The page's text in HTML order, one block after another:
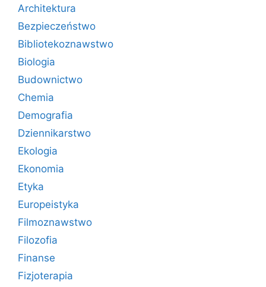
Architektura
Bezpieczeństwo
Bibliotekoznawstwo
Biologia
Budownictwo
Chemia
Demografia
Dziennikarstwo
Ekologia
Ekonomia
Etyka
Europeistyka
Filmoznawstwo
Filozofia
Finanse
Fizjoterapia